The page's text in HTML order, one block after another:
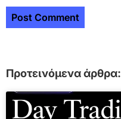
Προτεινόμενα άρθρα: